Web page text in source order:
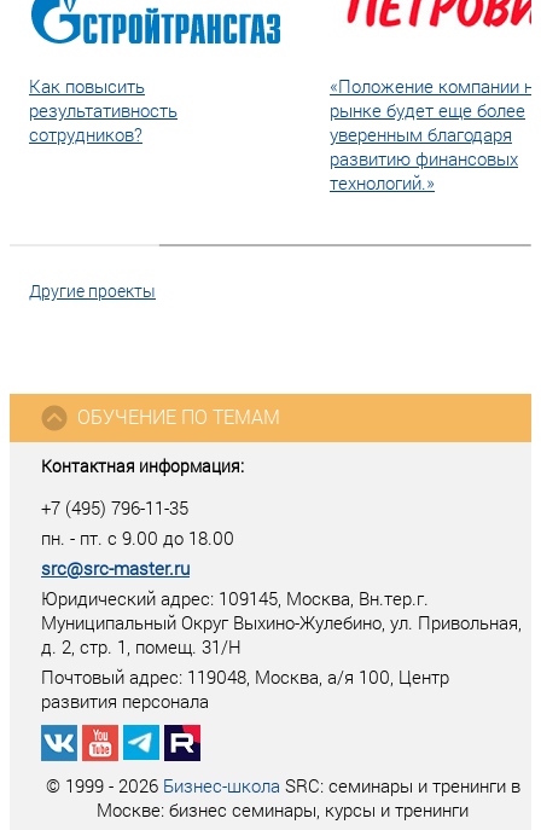
Как повысить
результативность
сотрудников?
«Положение компании
рынке будет еще более
уверенным благодаря
развитию финансовых
технологий.»
Другие проекты
Контактная информация:
+7 (495) 796-11-35
пн. - пт. с 9.00 до 18.00
src@src-master.ru
Юридический адрес: 109145, Москва, Вн.тер.г.
Муниципальный Округ Выхино-Жулебино, ул. Привольная,
д. 2, стр. 1, помещ. 31/Н
Почтовый адрес: 119048, Москва, а/я 100, Центр
развития персонала
ОБУЧЕНИЕ ПО ТЕМАМ
© 1999 - 2026 Бизнес-школа SRC: семинары и тренинги в
Москве: бизнес семинары, курсы и тренинги